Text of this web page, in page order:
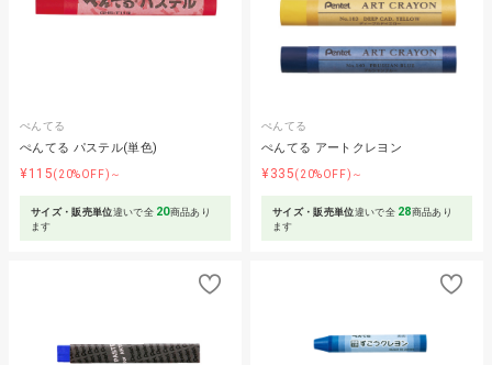
ぺんてる
ぺんてる パステル(単色)
¥115(20%OFF)～
サイズ・販売単位違いで全 20商品あり
ます
ぺんてる
ぺんてる アートクレヨン
¥335(20%OFF)～
サイズ・販売単位違いで全 28商品あり
ます